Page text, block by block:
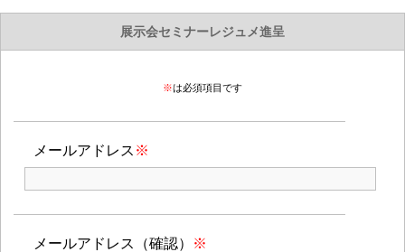
展示会セミナーレジュメ進呈
※は必須項目です
メールアドレス ※
メールアドレス（確認） ※